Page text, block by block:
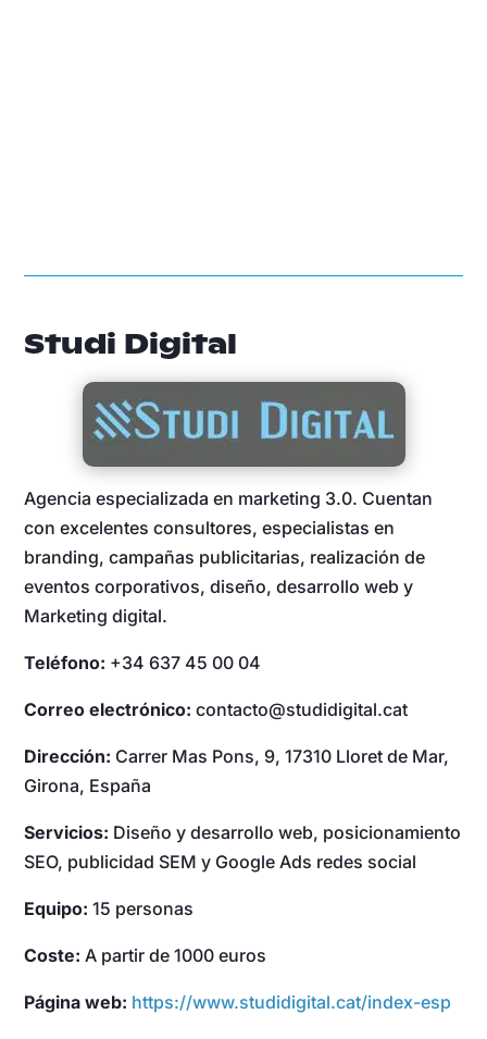
Studi Digital
Agencia especializada en marketing 3.0. Cuentan
con excelentes consultores, especialistas en
branding, campañas publicitarias, realización de
eventos corporativos, diseño, desarrollo web y
Marketing digital.
Teléfono: +34 637 45 00 04
Correo electrónico: contacto@studidigital.cat
Dirección: Carrer Mas Pons, 9, 17310 Lloret de Mar,
Girona, España
Servicios: Diseño y desarrollo web, posicionamiento
SEO, publicidad SEM y Google Ads redes social
Equipo: 15 personas
Coste: A partir de 1000 euros
Página web: https://www.studidigital.cat/index-esp